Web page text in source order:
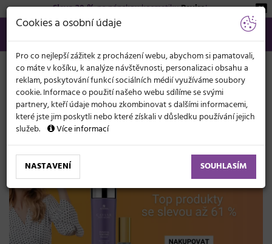
Sleva 20 %na pánskou kosmetikuBeviro!
566 440 099
info@svetkadernictvi.cz
Po−pá: 8−17
Vše o nákupu Kč
KATEGORIE
MENU
Cookies a osobní údaje
Pro co nejlepší zážitek z procházení webu, abychom si pamatovali,
co máte v košíku, k analýze návštěvnosti, personalizaci obsahu a
reklam, poskytování funkcí sociálních médií využíváme soubory
cookie. Informace o použití našeho webu sdílíme se svými
partnery, kteří údaje mohou zkombinovat s dalšími informacemi,
které jste jim poskytli nebo které získali v důsledku používání jejich
služeb.
Více informací
NASTAVENÍ SOUHLASÍM